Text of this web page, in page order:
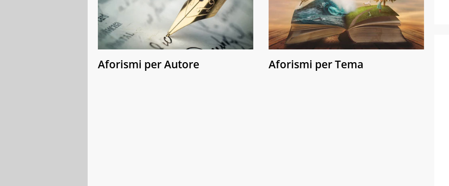
Aforismi per Autore Aforismi per Tema